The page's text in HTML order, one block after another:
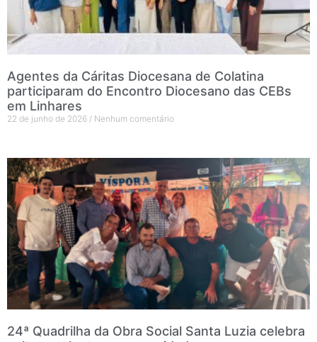
Agentes da Cáritas Diocesana de Colatina
participaram do Encontro Diocesano das CEBs
em Linhares
22 de junho de 2026 Nenhum comentário
24ª Quadrilha da Obra Social Santa Luzia celebra